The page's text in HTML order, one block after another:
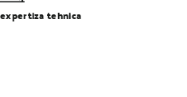
tehnica